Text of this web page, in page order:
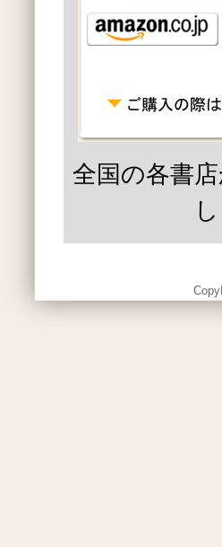
全国の各書